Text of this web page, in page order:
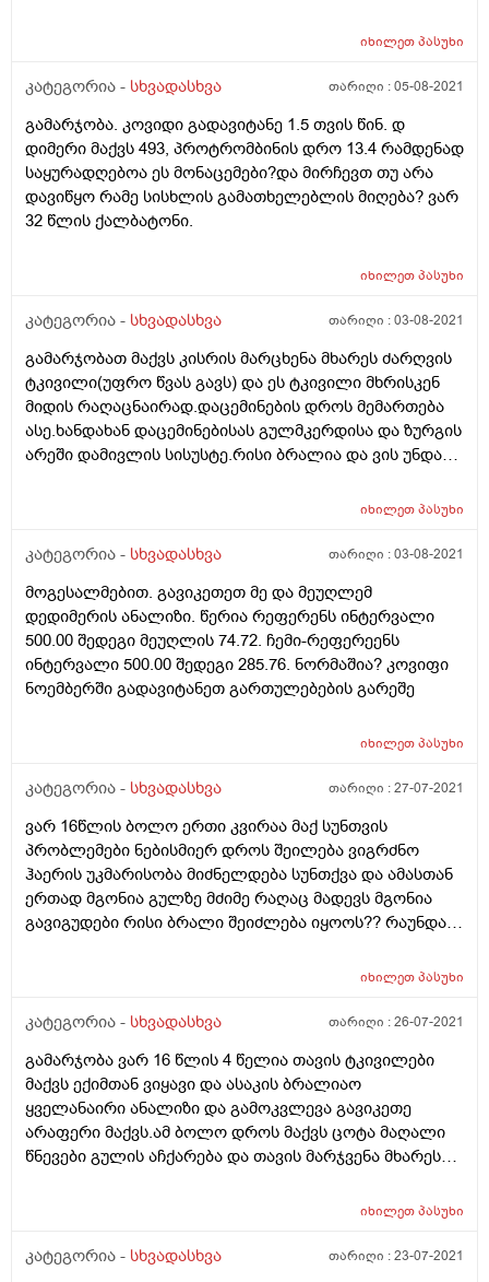
იხილეთპასუხი
კატეგორია - სხვადასხვა თარიღი :05-08-2021
გამარჯობა. კოვიდი გადავიტანე 1.5 თვის წინ. დ
დიმერი მაქვს 493, პროტრომბინის დრო 13.4 რამდენად
საყურადღებოა ეს მონაცემები?და მირჩევთ თუ არა
დავიწყო რამე სისხლის გამათხელებლის მიღება? ვარ
32 წლის ქალბატონი.
იხილეთპასუხი
კატეგორია - სხვადასხვა თარიღი :03-08-2021
გამარჯობათ მაქვს კისრის მარცხენა მხარეს ძარღვის
ტკივილი(უფრო წვას გავს) და ეს ტკივილი მხრისკენ
მიდის რაღაცნაირად.დაცემინების დროს მემართება
ასე.ხანდახან დაცემინებისას გულმკერდისა და ზურგის
არეში დამივლის სისუსტე.რისი ბრალია და ვის უნდა
იხილეთპასუხი
კატეგორია - სხვადასხვა თარიღი :03-08-2021
მოგესალმებით. გავიკეთეთ მე და მეუღლემ
დედიმერის ანალიზი. წერია რეფერენს ინტერვალი
500.00 შედეგი მეუღლის 74.72. ჩემი-რეფერეენს
ინტერვალი 500.00 შედეგი 285.76. ნორმაშია? კოვიფი
ნოემბერში გადავიტანეთ გართულებების გარეშე
იხილეთპასუხი
კატეგორია - სხვადასხვა თარიღი :27-07-2021
ვარ 16წლის ბოლო ერთი კვირაა მაქ სუნთვის
პრობლემები ნებისმიერ დროს შეილება ვიგრძნო
ჰაერის უკმარისობა მიძნელდება სუნთქვა და ამასთან
ერთად მგონია გულზე მძიმე რაღაც მადევს მგონია
გავიგუდები რისი ბრალი შეიძლება იყოოს?? რაუნდა
იხილეთპასუხი
კატეგორია - სხვადასხვა თარიღი :26-07-2021
გამარჯობა ვარ 16 წლის 4 წელია თავის ტკივილები
მაქვს ექიმთან ვიყავი და ასაკის ბრალიაო
ყველანაირი ანალიზი და გამოკვლევა გავიკეთე
არაფერი მაქვს.ამ ბოლო დროს მაქვს ცოტა მაღალი
წნევები გულის აჩქარება და თავის მარჯვენა მხარეს
რამოდენიმე წუთში ისევ იწყებს ტკივილს რისი ბრალი
იხილეთპასუხი
კატეგორია - სხვადასხვა თარიღი :23-07-2021